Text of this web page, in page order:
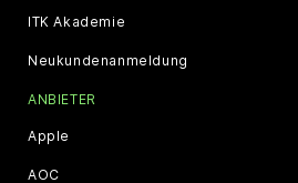
ITK Akademie
Neukundenanmeldung
ANBIETER
Apple
AOC